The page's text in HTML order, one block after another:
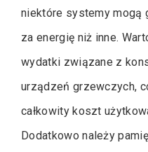
niektóre systemy mogą
za energię niż inne.
wydatki związane z
urządzeń grzewczych,
całkowity koszt
Dodatkowo należy